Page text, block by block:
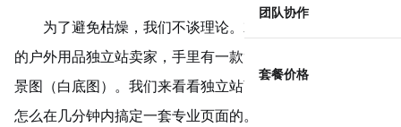
团队协作
套餐价格
为了避免枯燥，我们不谈理论。就假设你是一个刚起步
的 户外用品独立站卖家，手里有一款“复古露营灯”的白色背
景图（白底图）。我们来看看独立站商品详情页AI生成是
怎么在几分钟内搞定一套专业页面的。